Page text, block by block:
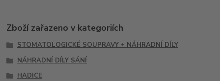
Zboží zařazeno v kategoriích
STOMATOLOGICKÉ SOUPRAVY + NÁHRADNÍ DÍLY
NÁHRADNÍ DÍLY SÁNÍ
HADICE